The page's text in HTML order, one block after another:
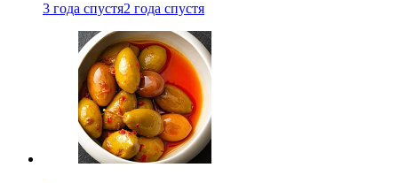
3 года спустя2 года спустя